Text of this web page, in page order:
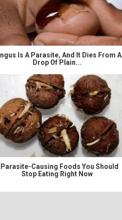
Is A Parasite, And It Dies From A
Drop Of Plain...
Causing Foods You Should
Stop Eating Right Now